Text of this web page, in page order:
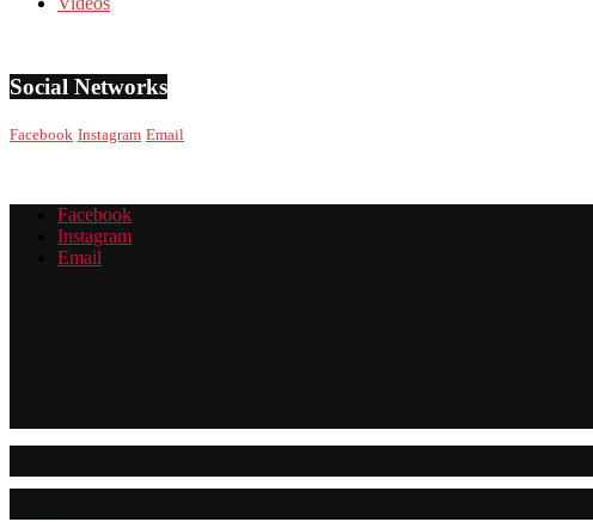
Social Networks
Facebook Instagram Email
Facebook
Instagram
Email